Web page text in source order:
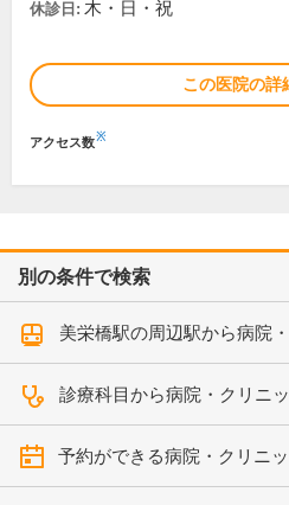
休診日: 木・日・祝
この医院の詳
アクセス数※
別の条件で検索
美栄橋駅の周辺駅から病院
診療科目から病院・クリニ
予約ができる病院・クリニ